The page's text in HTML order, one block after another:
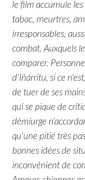
le film accumule les
tabac, meurtres,
irresponsables,
combat. Auxquels
comparer.
d'Iñárritu, si ce
de tuer de ses
qui se pique de
démiurge
qu'une pitié très
bonnes idées de
inconvénient de